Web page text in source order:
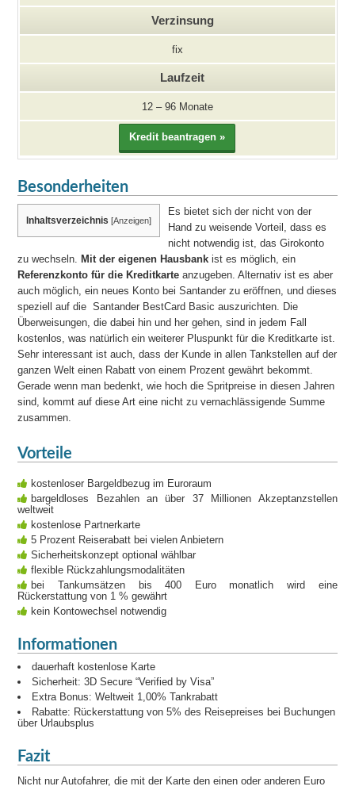
Verzinsung
fix
Laufzeit
12 – 96 Monate
Besonderheiten
Inhaltsverzeichnis [Anzeigen]
Es bietet sich der nicht von der
Hand zu weisende Vorteil, dass es
nicht notwendig ist, das Girokonto
zu wechseln. Mit der eigenen Hausbank ist es möglich, ein
Referenzkonto für die Kreditkarte anzugeben. Alternativ ist es aber
auch möglich, ein neues Konto bei Santander zu eröffnen, und dieses
speziell auf die Santander BestCard Basic auszurichten. Die
Überweisungen, die dabei hin und her gehen, sind in jedem Fall
kostenlos, was natürlich ein weiterer Pluspunkt für die Kreditkarte ist.
Sehr interessant ist auch, dass der Kunde in allen Tankstellen auf der
ganzen Welt einen Rabatt von einem Prozent gewährt bekommt.
Gerade wenn man bedenkt, wie hoch die Spritpreise in diesen Jahren
sind, kommt auf diese Art eine nicht zu vernachlässigende Summe
zusammen.
Vorteile
kostenloser Bargeldbezug im Euroraum
bargeldloses Bezahlen an über 37 Millionen Akzeptanzstellen
weltweit
kostenlose Partnerkarte
5 Prozent Reiserabatt bei vielen Anbietern
Sicherheitskonzept optional wählbar
flexible Rückzahlungsmodalitäten
bei Tankumsätzen bis 400 Euro monatlich wird eine
Rückerstattung von 1 % gewährt
kein Kontowechsel notwendig
Informationen
dauerhaft kostenlose Karte
Sicherheit: 3D Secure “Verified by Visa”
Extra Bonus: Weltweit 1,00% Tankrabatt
Rabatte: Rückerstattung von 5% des Reisepreises bei Buchungen
über Urlaubsplus
Fazit
Nicht nur Autofahrer, die mit der Karte den einen oder anderen Euro